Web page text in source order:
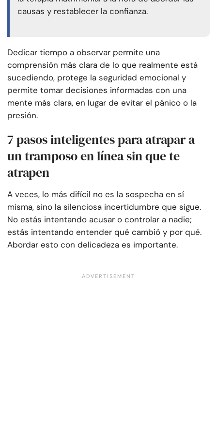
causas y restablecer la confianza.
Dedicar tiempo a observar permite una
comprensión más clara de lo que realmente está
sucediendo, protege la seguridad emocional y
permite tomar decisiones informadas con una
mente más clara, en lugar de evitar el pánico o la
presión.
7 pasos inteligentes para atrapar a
un tramposo en línea sin que te
atrapen
A veces, lo más difícil no es la sospecha en sí
misma, sino la silenciosa incertidumbre que sigue.
No estás intentando acusar o controlar a nadie;
estás intentando entender qué cambió y por qué.
Abordar esto con delicadeza es importante.